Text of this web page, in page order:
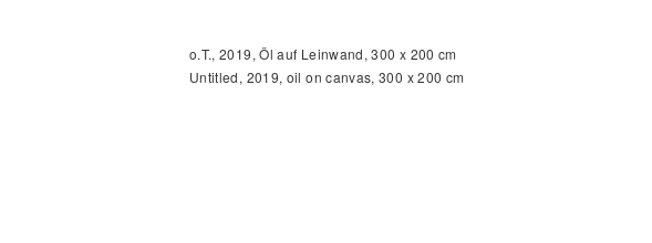
o.T., 2019, Öl auf Leinwand, 300 x 200 cm
Untitled, 2019, oil on canvas, 300 x 200 cm